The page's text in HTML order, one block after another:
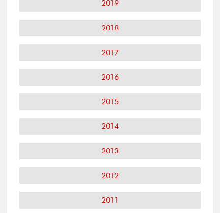
2019
2018
2017
2016
2015
2014
2013
2012
2011